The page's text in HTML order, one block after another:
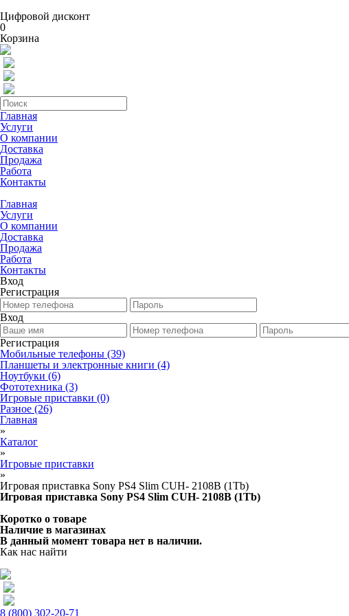
Цифровой дисконт
0
Корзина
Главная
Услуги
О компании
Доставка
Продажа
Работа
Контакты
Главная
Услуги
О компании
Доставка
Продажа
Работа
Контакты
Вход
Регистрация
Вход
Регистрация
Мобильные телефоны (39)
Планшеты и электронные книги (4)
Ноутбуки (6)
Фототехника (3)
Игровые приставки (0)
Разное (26)
Главная
»
Каталог
»
Игровые приставки
»
Игровая приставка Sony PS4 Slim CUH- 2108B (1Tb)
Игровая приставка Sony PS4 Slim CUH- 2108B (1Tb)
Коротко о товаре
Наличие в магазинах
В данный момент товара нет в наличии.
Как нас найти
8 (800) 302-20-71